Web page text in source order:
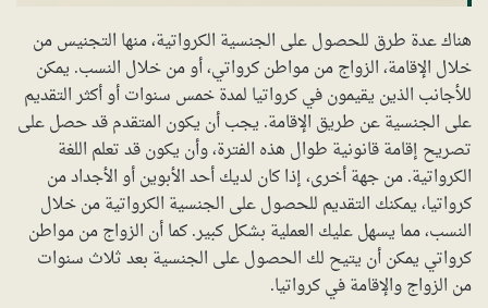
هناك عدة طرق للحصول على الجنسية الكرواتية، منها التجنيس من
خلال الإقامة، الزواج من مواطن كرواتي، أو من خلال النسب. يمكن
للأجانب الذين يقيمون في كرواتيا لمدة خمس سنوات أو أكثر التقديم
على الجنسية عن طريق الإقامة. يجب أن يكون المتقدم قد حصل على
تصريح إقامة قانونية طوال هذه الفترة، وأن يكون قد تعلم اللغة
الكرواتية. من جهة أخرى، إذا كان لديك أحد الأبوين أو الأجداد من
كرواتيا، يمكنك التقديم للحصول على الجنسية الكرواتية من خلال
النسب، مما يسهل عليك العملية بشكل كبير. كما أن الزواج من مواطن
كرواتي يمكن أن يتيح لك الحصول على الجنسية بعد ثلاث سنوات
من الزواج والإقامة في كرواتيا.